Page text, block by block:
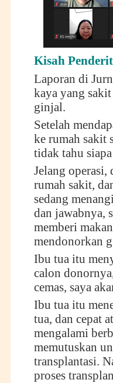
Kisah
Laporan di
kaya yang
ginjal.
Setelah
ke rumah sakit
tidak tahu
Jelang operasi,
rumah sakit,
sedang
dan jawabnya,
memberi
mendonorkan
Ibu tua itu
calon
cemas, saya
Ibu tua itu
tua, dan cepat
mengalami
memutuskan
transplantasi.
proses